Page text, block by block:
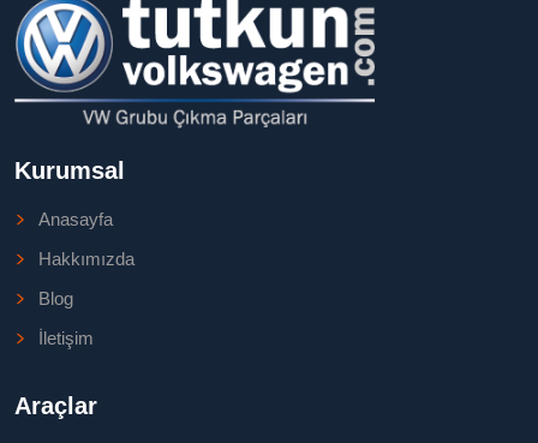
Kurumsal
Anasayfa
Hakkımızda
Blog
İletişim
Araçlar